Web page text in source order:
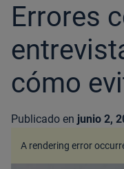
Errores
cómo
Publicado en junio 2,
A rendering error